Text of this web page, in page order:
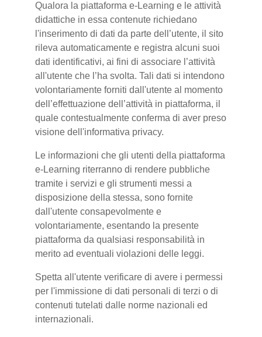
Qualora la piattaforma e-Learning e le attività
didattiche in essa contenute richiedano
l'inserimento di dati da parte dell’utente, il sito
rileva automaticamente e registra alcuni suoi
dati identificativi, ai fini di associare l’attività
all'utente che l’ha svolta. Tali dati si intendono
volontariamente forniti dall'utente al momento
dell’effettuazione dell’attività in piattaforma, il
quale contestualmente conferma di aver preso
visione dell'informativa privacy.
Le informazioni che gli utenti della piattaforma
e-Learning riterranno di rendere pubbliche
tramite i servizi e gli strumenti messi a
disposizione della stessa, sono fornite
dall'utente consapevolmente e
volontariamente, esentando la presente
piattaforma da qualsiasi responsabilità in
merito ad eventuali violazioni delle leggi.
Spetta all'utente verificare di avere i permessi
per l'immissione di dati personali di terzi o di
contenuti tutelati dalle norme nazionali ed
internazionali.